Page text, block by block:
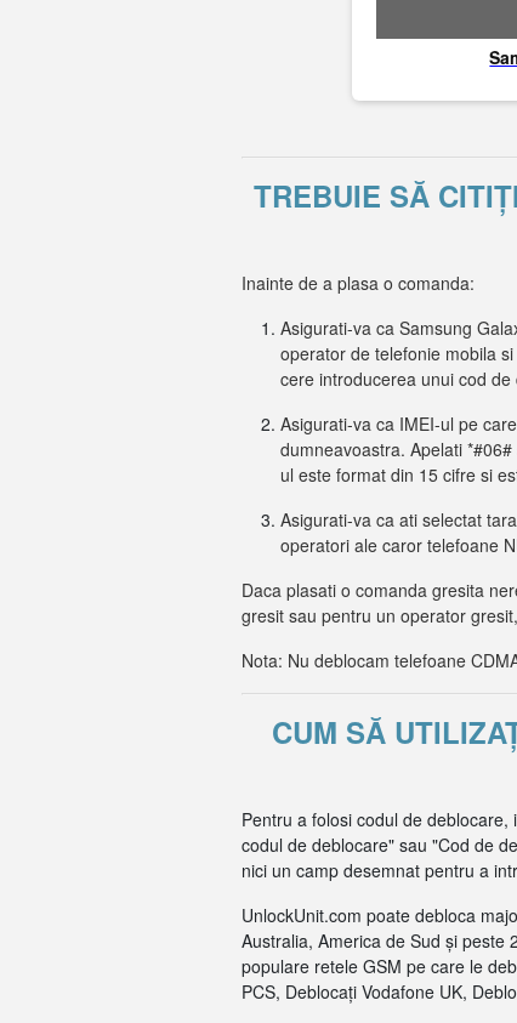
TREBUIE SĂ
Inainte de a plasa o comanda:
Asigurati-va ca Samsung
operator de telefonie mobila
cere introducerea unui cod
Asigurati-va ca IMEI-ul pe
dumneavoastra. Apelati
ul este format din 15 cifre si
Asigurati-va ca ati selectat
operatori ale caror telefoane
Daca plasati o comanda gresita
gresit sau pentru un operator
Nota: Nu deblocam telefoane
CUM SĂ
Pentru a folosi codul de
codul de deblocare" sau "Cod de
nici un camp desemnat pentru a
UnlockUnit.com poate debloca
Australia, America de Sud și peste
populare retele GSM pe care le
PCS, Deblocați Vodafone UK,